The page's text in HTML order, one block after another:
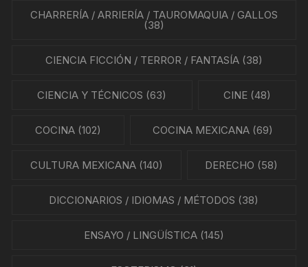
CHARRERÍA / ARRIERÍA / TAUROMAQUIA / GALLOS
(38)
CIENCIA FICCIÓN / TERROR / FANTASÍA(38)
CIENCIA Y TÉCNICOS (63) CINE(48)
COCINA(102) COCINA MEXICANA (69)
CULTURA MEXICANA(140) DERECHO (58)
DICCIONARIOS / IDIOMAS / MÉTODOS (38)
ENSAYO / LINGÜÍSTICA(145)